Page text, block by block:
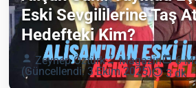
Eski Sevgililerine Taş
Hedefteki Kim?
Zeynep Öztürk Magazin
6
(Güncellendi: 3 Ekim 2025)
3 dk